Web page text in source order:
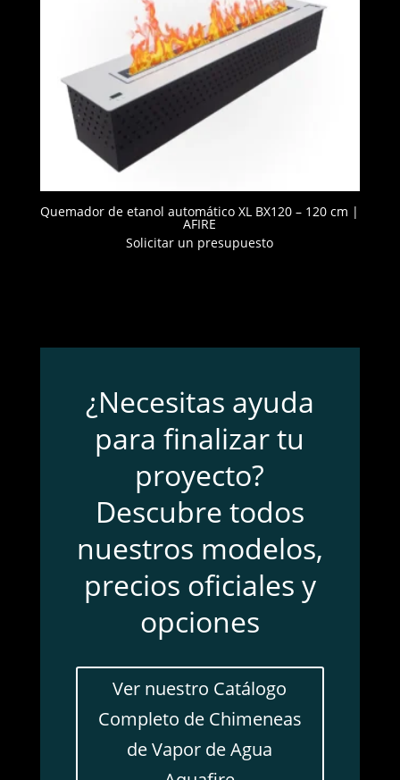
Quemador de etanol automático XL BX120 – 120 cm |
AFIRE
Solicitar un presupuesto
¿Necesitas ayuda
para finalizar tu
proyecto?
Descubre todos
nuestros modelos,
precios oficiales y
opciones
Ver nuestro Catálogo
Completo de Chimeneas
de Vapor de Agua